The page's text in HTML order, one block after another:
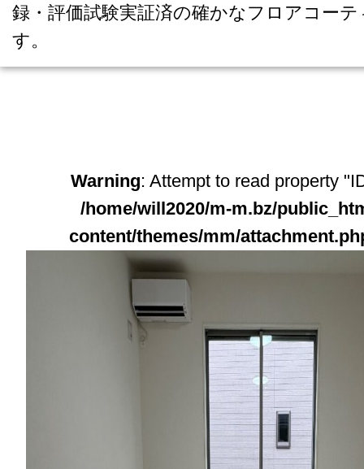
録・評価試験実証済の確かなフロアコー
す。
Warning: Attempt to read property
/home/will2020/m-m.bz/
content/themes/mm/